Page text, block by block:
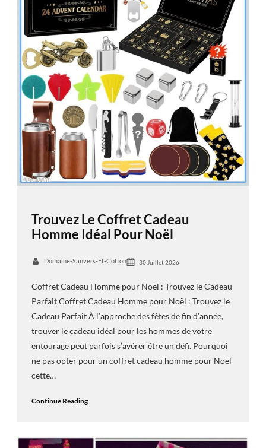
Trouvez Le Coffret Cadeau
Homme Idéal Pour Noël
Domaine-Sanvers-Et-Cotton 30 Juillet 2026
Coffret Cadeau Homme pour Noël : Trouvez le Cadeau
Parfait Coffret Cadeau Homme pour Noël : Trouvez le
Cadeau Parfait À l’approche des fêtes de fin d’année,
trouver le cadeau idéal pour les hommes de votre
entourage peut parfois s’avérer être un défi. Pourquoi
ne pas opter pour un coffret cadeau homme pour Noël
cette…
Continue Reading